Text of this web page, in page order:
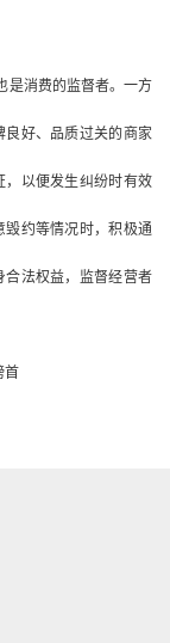
是消费的监督者。一方
良好、品质过关的商家
，以便发生纠纷时有效
毁约等情况时，积极通
合法权益，监督经营者
首